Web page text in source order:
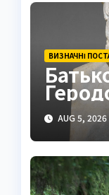
ВИЗНАЧНІ
таAUG 5, 2026